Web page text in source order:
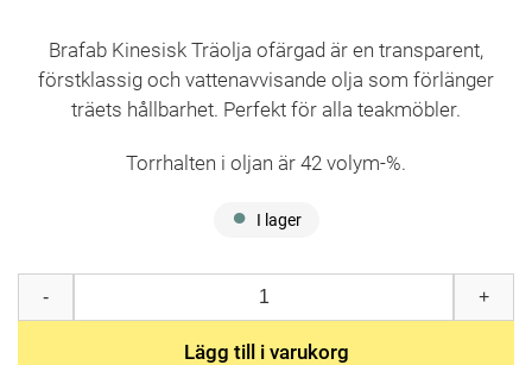
var:
610,00 kr.
nuvarande
priset
är:
Brafab Kinesisk Träolja ofärgad är en transparent,
förstklassig och vattenavvisande olja som förlänger
träets hållbarhet. Perfekt för alla teakmöbler.
Torrhalten i oljan är 42 volym-%.
I lager
-
träolja
2,5
+
Lägg till i varukorg